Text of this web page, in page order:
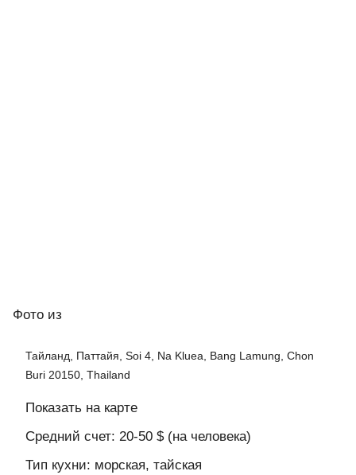
Фото из
Тайланд, Паттайя, Soi 4, Na Kluea, Bang Lamung, Chon
Buri 20150, Thailand
Показать на карте
Средний счет: 20-50 $ (на человека)
Тип кухни: морская, тайская